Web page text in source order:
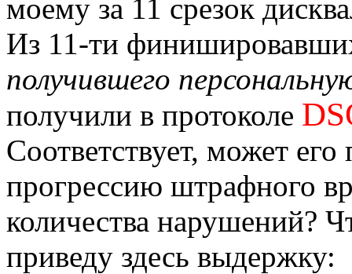
моему за 11 срезок
Из 11-ти
получившего
получили в протоколе
Соответствует, может
прогрессию штрафного
количества нарушений?
приведу здесь выдержку: